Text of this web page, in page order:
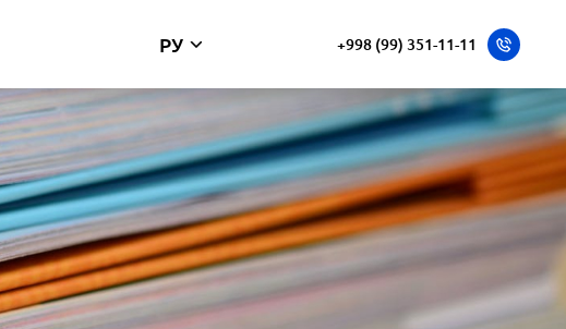
РУ +998 (99) 351-11-11